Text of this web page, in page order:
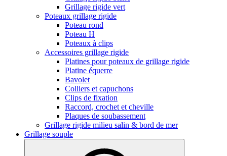
Grillage rigide vert
Poteaux grillage rigide
Poteau rond
Poteau H
Poteaux à clips
Accessoires grillage rigide
Platines pour poteaux de grillage rigide
Platine équerre
Bavolet
Colliers et capuchons
Clips de fixation
Raccord, crochet et cheville
Plaques de soubassement
Grillage rigide milieu salin & bord de mer
Grillage souple